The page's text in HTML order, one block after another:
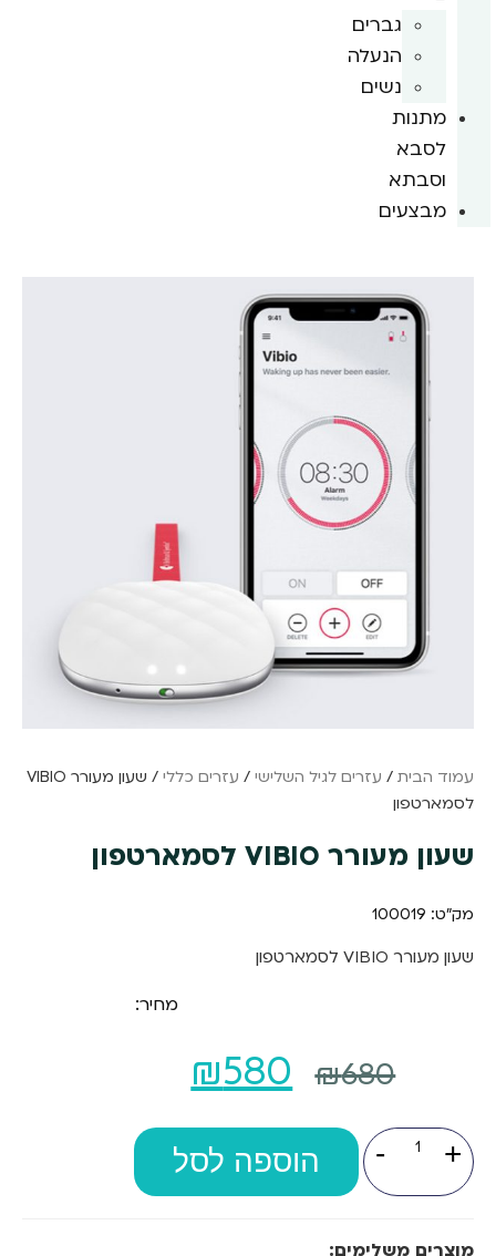
גברים
הנעלה
נשים
מתנות
לסבא
וסבתא
מבצעים
עמוד הבית / עזרים לגיל השלישי / עזרים כללי
/ שעון מעורר VIBIO
לסמארטפון
שעון מעורר VIBIO לסמארטפון
מק"ט: 100019
שעון מעורר VIBIO לסמארטפון
מחיר:
₪680
המחיר
היה:
₪580
הוא:
-
כמות
של
מעורר
+ הוספה לסל
מוצרים משלימים: